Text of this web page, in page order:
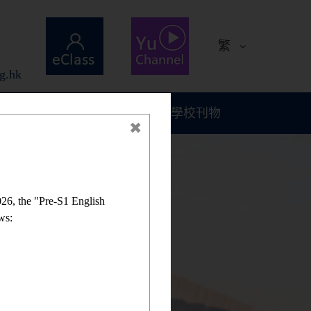
繁
計劃與報告 學校刊物
the "Pre-S1 English